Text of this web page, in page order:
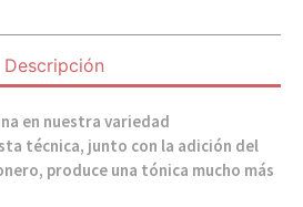
Descripción
en nuestra variedad
técnica, junto con la adición del
produce una tónica mucho más